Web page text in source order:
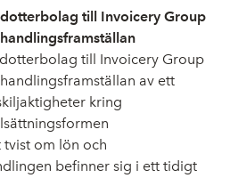
dotterbolag till Invoicery Group
till Invoicery Group
av ett
kring
om lön och
befinner sig i ett tidigt